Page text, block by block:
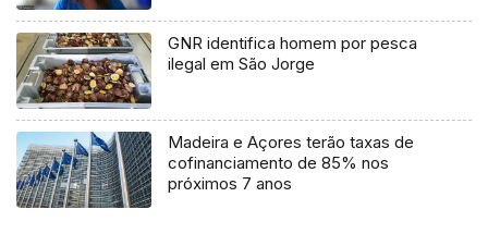
GNR identifica homem por pesca
ilegal em São Jorge
Madeira e Açores terão taxas de
cofinanciamento de 85% nos
próximos 7 anos